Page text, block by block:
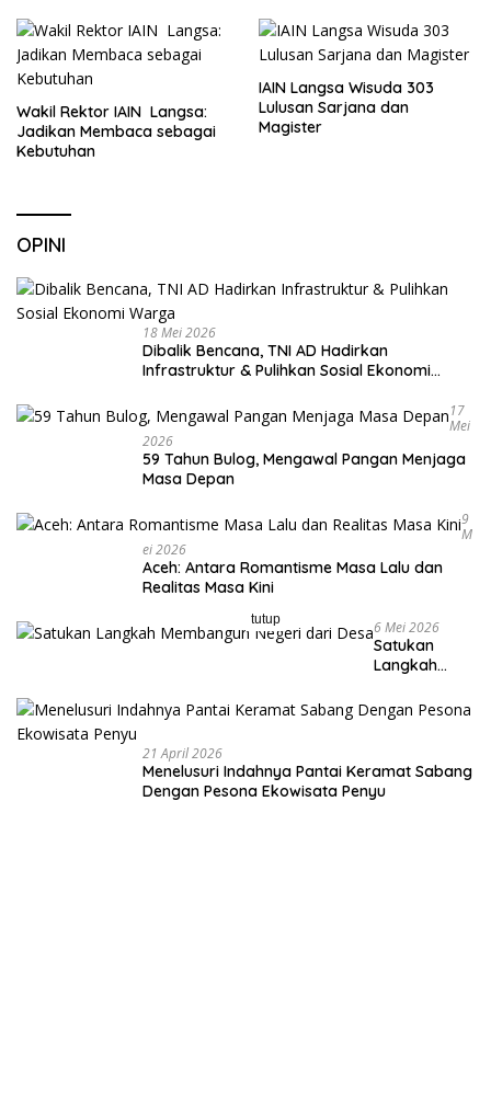
Wakil Rektor IAIN Langsa:
Jadikan Membaca sebagai
Kebutuhan
IAIN Langsa Wisuda 303
Lulusan Sarjana dan
Magister
OPINI
18 Mei 2026
Dibalik Bencana, TNI AD Hadirkan
Infrastruktur & Pulihkan Sosial Ekonomi
17
Mei
2026
59 Tahun Bulog, Mengawal Pangan Menjaga
Masa Depan
9
M
Ei 2026
Aceh: Antara Romantisme Masa Lalu dan
Realitas Masa Kini
6 Mei 2026
Satukan
Langkah
Negeri dari
Desa
21 April 2026
Menelusuri Indahnya Pantai Keramat Sabang
Dengan Pesona Ekowisata Penyu
tutup